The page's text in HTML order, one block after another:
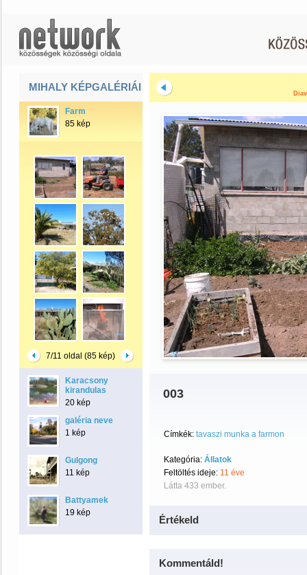
MIHALY KÉPGALÉRIÁI
Farm
85 kép
7/11 oldal (85 kép)
Karacsony
kirandulas
20 kép
galéria neve
1 kép
Gulgong
11 kép
Battyamek
19 kép
003
Címkék: tavaszi munka a farmon
Kategória: Állatok
Feltöltés ideje: 11 éve
Látta 433 ember.
Értékeld
Kommentáld!